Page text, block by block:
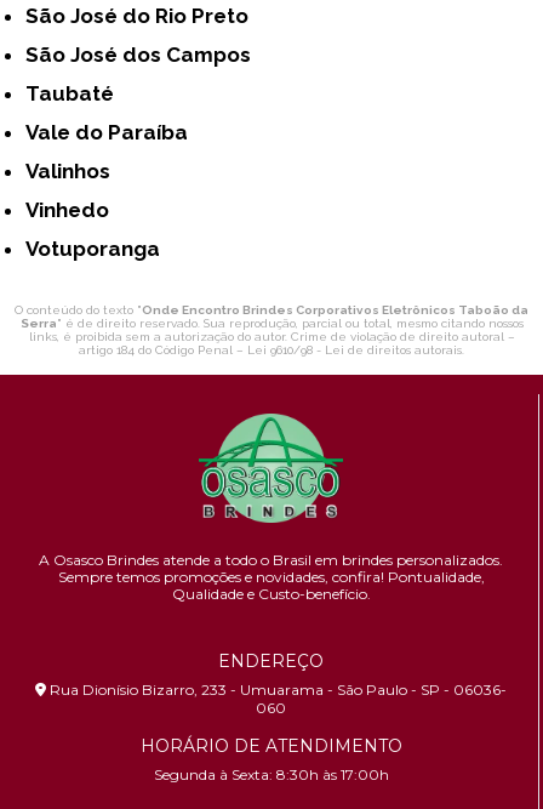
São José do Rio Preto
São José dos Campos
Taubaté
Vale do Paraíba
Valinhos
Vinhedo
Votuporanga
O conteúdo do texto "Onde Encontro Brindes Corporativos Eletrônicos Taboão da
Serra" é de direito reservado. Sua reprodução, parcial ou total, mesmo citando nossos
links, é proibida sem a autorização do autor. Crime de violação de direito autoral –
artigo 184 do Código Penal – Lei 9610/98 - Lei de direitos autorais
A Osasco Brindes atende a todo o Brasil em brindes personalizados.
Sempre temos promoções e novidades, confira! Pontualidade,
Qualidade e Custo-benefício.
ENDEREÇO
Rua Dionísio Bizarro, 233 - Umuarama - São Paulo - SP - 06036-
060
HORÁRIO DE ATENDIMENTO
Segunda à Sexta: 8:30h às 17:00h